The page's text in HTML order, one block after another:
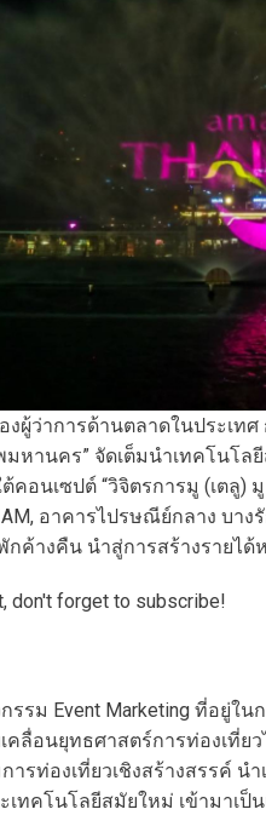
งผู้ว่าการด้านตลาดในประเท
พมหานคร” จัดเต็มนำเทคโน
อนเซปต์ “วิจิตรการมู (เตลู)
อาคารไปรษณีย์กลาง บา
ค้างคืน นำสู่การสร้างรายได้
don't forget to subscribe!
รรม Event Marketing ที่อยู่ใ
คลื่อนยุทธศาสตร์การท่องเที่
ารท่องเที่ยวเชิงสร้างสรรค์ น
เทคโนโลยีสมัยใหม่ เข้ามา